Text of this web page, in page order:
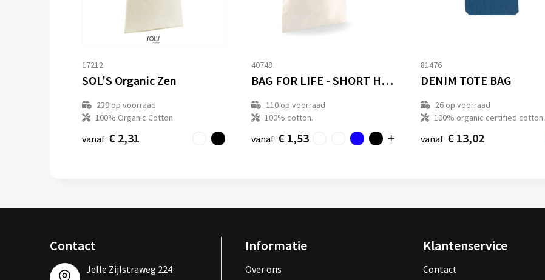
17212
SOL'S Organic Zen
239op voorraad
100% Organic Cotton
vanaf € 2,31
40749
BAG FOR LIFE - SHORT HANDLES
110op voorraad
100% cotton.
vanaf € 1,53
81476
DENIM TOTE BAG
26 op voorraad
100% organic certified cotton.
vanaf € 13,02
Contact
Jelle Zijlstraweg 224
Informatie
Over ons
Klantenservice
Contact